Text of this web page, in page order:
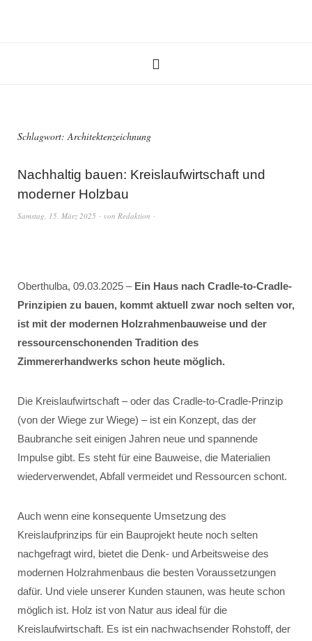
Schlagwort:Architektenzeichnung
Nachhaltig bauen: Kreislaufwirtschaft und
moderner Holzbau
Samstag, 15. März 2025 von Redaktion
Oberthulba, 09.03.2025 – Ein Haus nach Cradle-to-Cradle-
Prinzipien zu bauen, kommt aktuell zwar noch selten vor,
ist mit der modernen Holzrahmenbauweise und der
ressourcenschonenden Tradition des
Zimmererhandwerks schon heute möglich.
Die Kreislaufwirtschaft – oder das Cradle-to-Cradle-Prinzip
(von der Wiege zur Wiege) – ist ein Konzept, das der
Baubranche seit einigen Jahren neue und spannende
Impulse gibt. Es steht für eine Bauweise, die Materialien
wiederverwendet, Abfall vermeidet und Ressourcen schont.
Auch wenn eine konsequente Umsetzung des
Kreislaufprinzips für ein Bauprojekt heute noch selten
nachgefragt wird, bietet die Denk- und Arbeitsweise des
modernen Holzrahmenbaus die besten Voraussetzungen
dafür. Und viele unserer Kunden staunen, was heute schon
möglich ist. Holz ist von Natur aus ideal für die
Kreislaufwirtschaft. Es ist ein nachwachsender Rohstoff, der